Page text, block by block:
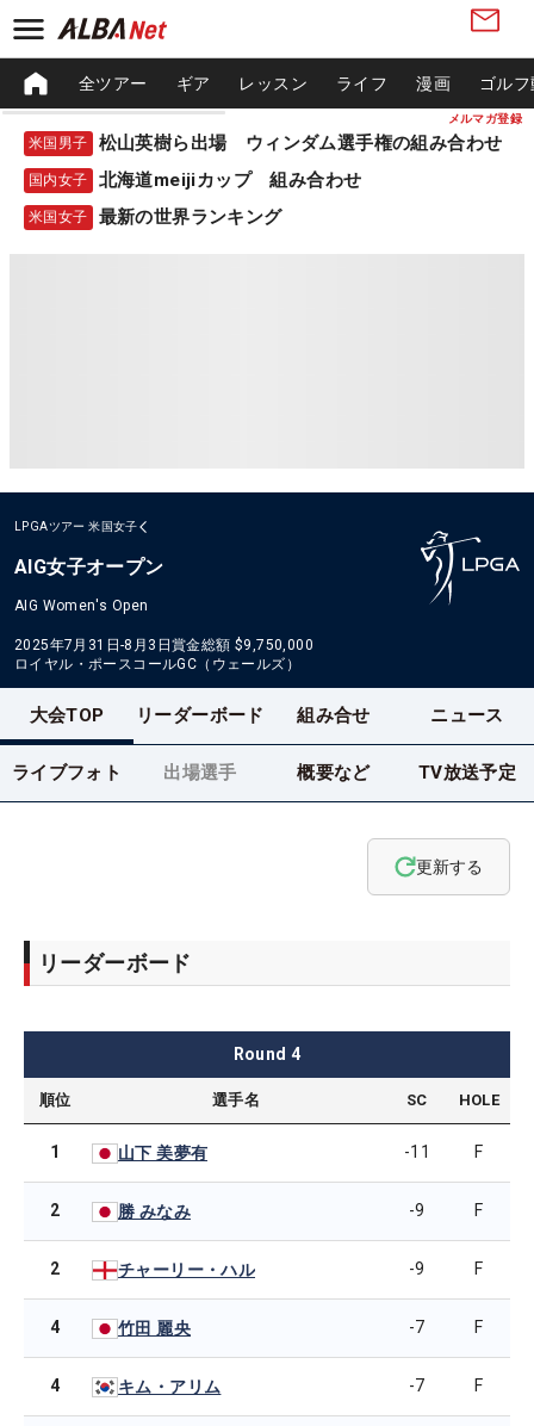
メルマガ登録
全ツアー ギア レッスン ライフ 漫画 ゴル
米国男子 松山英樹ら出場 ウィンダム選手権の組み合わせ
国内女子 北海道meijiカップ 組み合わせ
米国女子 最新の世界ランキング
LPGAツアー 米国女子
AIG女子オープン
AIG Women's Open
2025年7月31日-8月3日賞金総額 $9,750,000
ロイヤル・ポースコールGC（ウェールズ）
大会TOP リーダーボード 組み合せ ニュース
ライブフォト 出場選手 概要など TV放送予定
更新する
リーダーボード
Round 4
順位 選手名 SC HOLE
1 山下 美夢有 -11 F
2 勝 みなみ -9 F
2 チャーリー・ハル -9 F
4 竹田 麗央 -7 F
4 キム・アリム -7 F